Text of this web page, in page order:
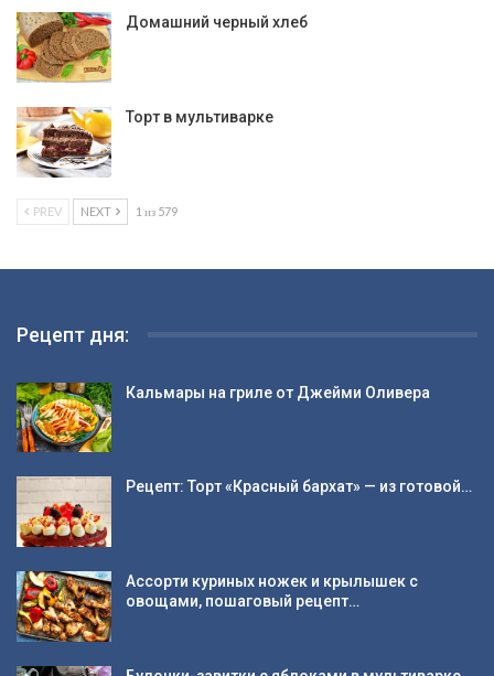
Домашний черный хлеб
Торт в мультиварке
PREV NEXT 1 из 579
Рецепт дня:
Кальмары на гриле от Джейми Оливера
Рецепт: Торт «Красный бархат» — из готовой…
Ассорти куриных ножек и крылышек с
овощами, пошаговый рецепт…